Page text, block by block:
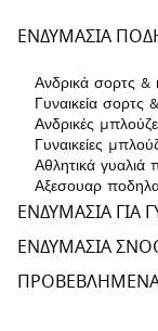
ΕΝΔΥΜΑΣΊΑ
Ανδρικά σορτς &
Γυναικεία σορτς
Ανδρικές
Γυναικείες
Αθλητικά γυαλιά
Αξεσουαρ
ΕΝΔΥΜΑΣΊΑ
ΕΝΔΥΜΑΣΊΑ